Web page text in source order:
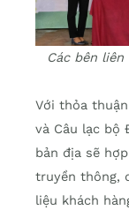
Các bên
Với thỏa
và Câu lạc bộ
bản địa sẽ
truyền thông,
liệu khách